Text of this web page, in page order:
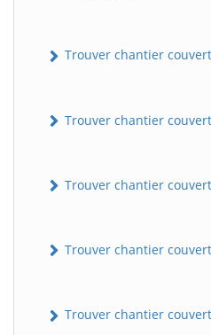
Trouver chantier
Trouver chantier
Trouver chantier
Trouver chantier
Trouver chantier